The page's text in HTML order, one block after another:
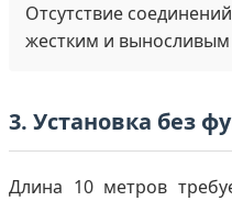
Отсутствие
жестким и выносливым
3. Установка без
Длина 10 метров